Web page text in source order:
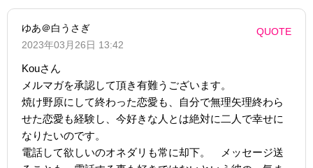
ゆあ＠白うさぎ
2023年03月26日 13:42
QUOTE
Kouさん
メルマガを承認して頂き有難うございます。
焼け野原にして終わった恋愛も、自分で無理矢理終わら
せた恋愛も経験し、今好きな人とは絶対に二人で幸せに
なりたいのです。
電話して欲しいのオネダリも常に却下。 メッセージ送